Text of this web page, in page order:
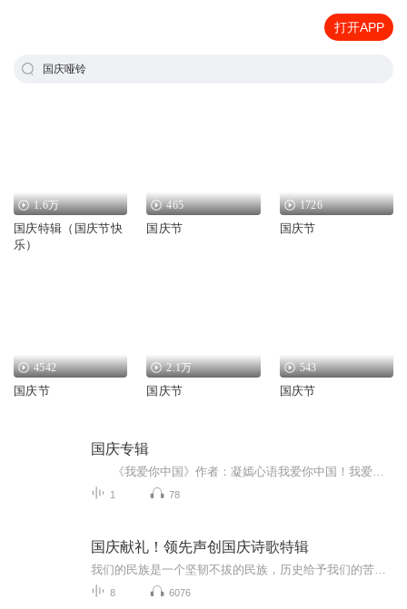
打开APP
国庆哑铃
1.6万
国庆特辑（国庆节快
乐）
465
国庆节
1726
国庆节
4542
国庆节
2.1万
国庆节
543
国庆节
国庆专辑
1 78
国庆献礼！领先声创国庆诗歌特辑
8 6076